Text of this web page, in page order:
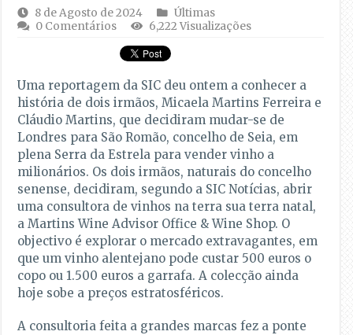
8 de Agosto de 2024
Últimas
0 Comentários
6,222 Visualizações
Uma reportagem da SIC deu ontem a conhecer a
história de dois irmãos, Micaela Martins Ferreira e
Cláudio Martins, que decidiram mudar-se de
Londres para São Romão, concelho de Seia, em
plena Serra da Estrela para vender vinho a
milionários. Os dois irmãos, naturais do concelho
senense, decidiram, segundo a SIC Notícias, abrir
uma consultora de vinhos na terra sua terra natal,
a Martins Wine Advisor Office & Wine Shop. O
objectivo é explorar o mercado extravagantes, em
que um vinho alentejano pode custar 500 euros o
copo ou 1.500 euros a garrafa. A colecção ainda
hoje sobe a preços estratosféricos.
A consultoria feita a grandes marcas fez a ponte